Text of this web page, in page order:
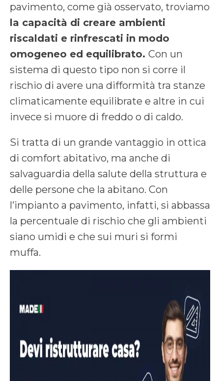
pavimento, come già osservato, troviamo
la capacità di creare ambienti
riscaldati e rinfrescati in modo
omogeneo ed equilibrato. Con un
sistema di questo tipo non si corre il
rischio di avere una difformità tra stanze
climaticamente equilibrate e altre in cui
invece si muore di freddo o di caldo.
Si tratta di un grande vantaggio in ottica
di comfort abitativo, ma anche di
salvaguardia della salute della struttura e
delle persone che la abitano. Con
l’impianto a pavimento, infatti, si abbassa
la percentuale di rischio che gli ambienti
siano umidi e che sui muri si formi
muffa.